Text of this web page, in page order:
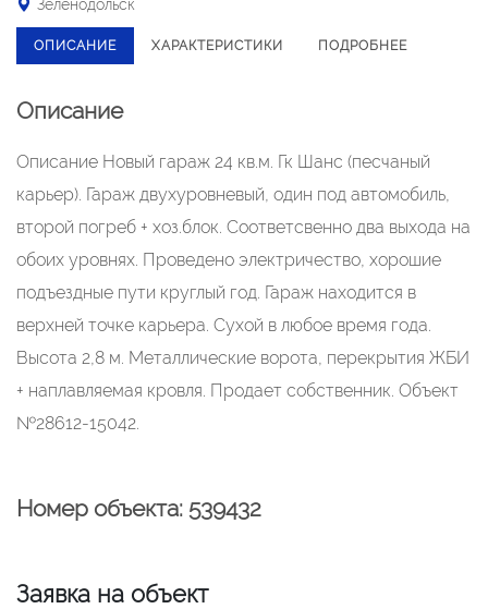
Зеленодольск
ОПИСАНИЕ ХАРАКТЕРИСТИКИ ПОДРОБНЕЕ
Описание
Описание Новый гараж 24 кв.м. Гк Шанс (песчаный
карьер). Гараж двухуровневый, один под автомобиль,
второй погреб + хоз.блок. Соответсвенно два выхода на
обоих уровнях. Проведено электричество, хорошие
подъездные пути круглый год. Гараж находится в
верхней точке карьера. Сухой в любое время года.
Высота 2,8 м. Металлические ворота, перекрытия ЖБИ
+ наплавляемая кровля. Продает собственник. Объект
№28612-15042.
Номер объекта: 539432
Заявка на объект